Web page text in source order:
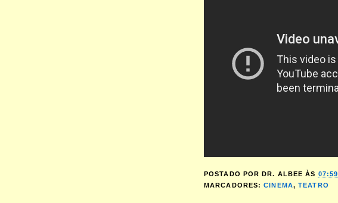
POSTADO POR DR. ALBEE ÀS 07:59
MARCADORES:CINEMA,TEATRO